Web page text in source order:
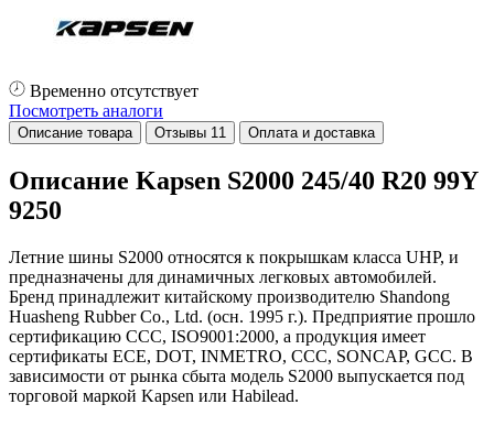
Временно отсутствует
Посмотреть аналоги
Описание товара Отзывы 11 Оплата и доставка
Описание Kapsen S2000 245/40 R20 99Y
9250
Летние шины S2000 относятся к покрышкам класса UHP, и
предназначены для динамичных легковых автомобилей.
Бренд принадлежит китайскому производителю Shandong
Huasheng Rubber Co., Ltd. (осн. 1995 г.). Предприятие прошло
сертификацию CCC, ISO9001:2000, а продукция имеет
сертификаты ECE, DOT, INMETRO, CCC, SONCAP, GCC. В
зависимости от рынка сбыта модель S2000 выпускается под
торговой маркой Kapsen или Habilead.